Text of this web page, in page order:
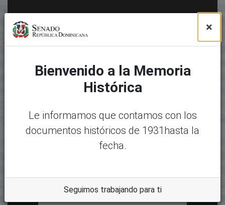
×
Bienvenido a la Memoria
Histórica
Le informamos que contamos con los
documentos históricos de 1931hasta la
fecha.
Seguimos trabajando para ti